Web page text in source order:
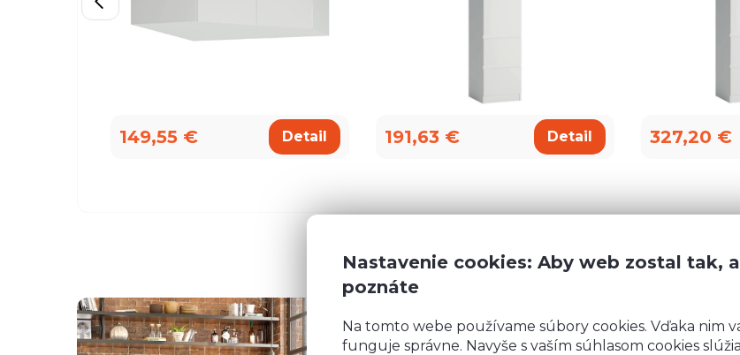
149,55 € Detail 191,63 € Detail 327,20 €
Nastavenie cookies: Aby web zostal tak,
poznáte
Na tomto webe používame súbory cookies. Vďaka nim
funguje správne. Navyše s vaším súhlasom cookies